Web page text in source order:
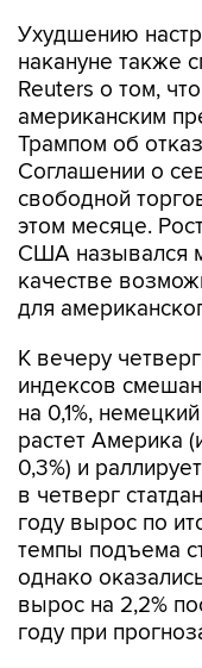
Ухудшению
накануне также
Reuters о том,
американским
Трампом об
Соглашении о
свободной
этом месяце.
США назывался
качестве
для
К вечеру
индексов
на 0,1%,
растет Америка
0,3%) и
в четверг
году вырос по
темпы подъема
однако
вырос на 2,2%
году при